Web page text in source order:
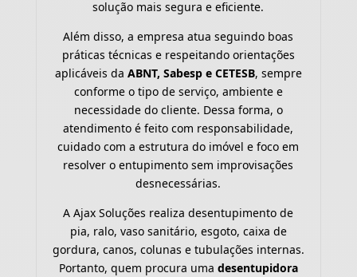
solução mais segura e eficiente.
Além disso, a empresa atua seguindo boas
práticas técnicas e respeitando orientações
aplicáveis da ABNT, Sabesp e CETESB, sempre
conforme o tipo de serviço, ambiente e
necessidade do cliente. Dessa forma, o
atendimento é feito com responsabilidade,
cuidado com a estrutura do imóvel e foco em
resolver o entupimento sem improvisações
desnecessárias.
A Ajax Soluções realiza desentupimento de
pia, ralo, vaso sanitário, esgoto, caixa de
gordura, canos, colunas e tubulações internas.
Portanto, quem procura uma desentupidora